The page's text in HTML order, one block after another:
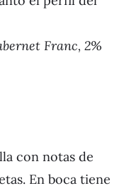
Franc, 2%
con notas de
En boca tiene